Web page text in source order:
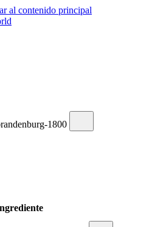
al contenido principal